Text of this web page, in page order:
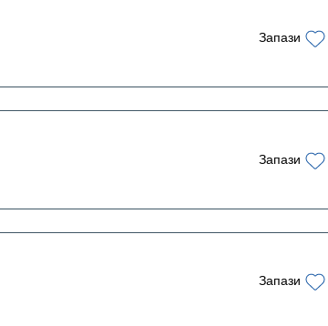
Запази
Запази
Запази